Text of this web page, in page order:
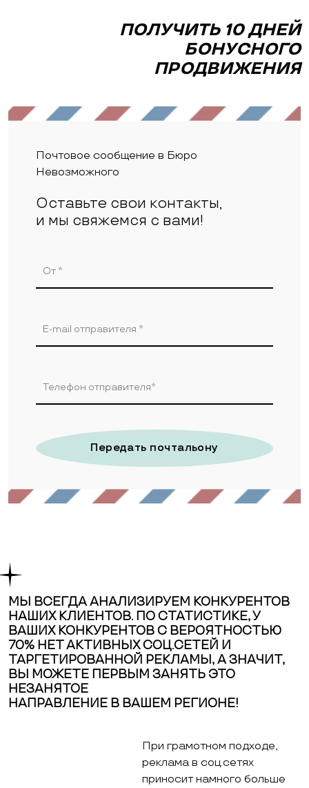
ПОЛУЧИТЬ 10 ДНЕЙ
БОНУСНОГО
ПРОДВИЖЕНИЯ
Почтовое сообщение в Бюро
Невозможного
Оставьте свои контакты,
и мы свяжемся с вами!
Передать почтальону
МЫ ВСЕГДА АНАЛИЗИРУЕМ КОНКУРЕНТОВ
НАШИХ КЛИЕНТОВ. ПО СТАТИСТИКЕ, У
ВАШИХ КОНКУРЕНТОВ С ВЕРОЯТНОСТЬЮ
70% НЕТ АКТИВНЫХ СОЦ.СЕТЕЙ И
ТАРГЕТИРОВАННОЙ РЕКЛАМЫ, А ЗНАЧИТ,
ВЫ МОЖЕТЕ ПЕРВЫМ ЗАНЯТЬ ЭТО
НЕЗАНЯТОЕ
НАПРАВЛЕНИЕ В ВАШЕМ РЕГИОНЕ!
При грамотном подходе,
реклама в соц.сетях
приносит намного больше